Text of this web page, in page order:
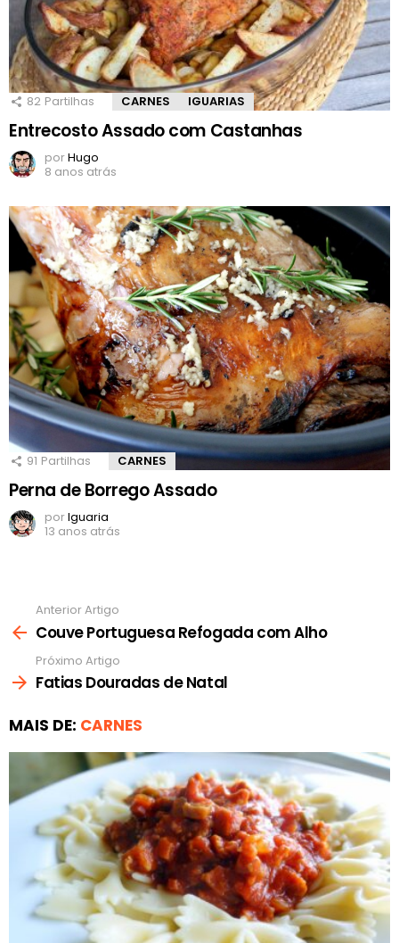
82 Partilhas CARNES IGUARIAS
Entrecosto Assado com Castanhas
porHugo
8 anos atrás
91 Partilhas CARNES
Perna de Borrego Assado
porIguaria
13 anos atrás
mais
Anterior Artigo
Couve Portuguesa Refogada com Alho
Próximo Artigo
Fatias Douradas de Natal
MAIS DE: CARNES